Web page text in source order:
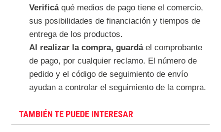
Verificá qué medios de pago tiene el comercio,
sus posibilidades de financiación y tiempos de
entrega de los productos.
Al realizar la compra, guardá el comprobante
de pago, por cualquier reclamo. El número de
pedido y el código de seguimiento de envío
ayudan a controlar el seguimiento de la compra.
TAMBIÉN TE PUEDE INTERESAR